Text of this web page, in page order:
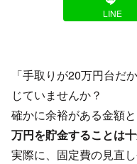
LINE
「手取りが20万円台
じていませんか？
確かに余裕がある金額と
万円を貯金することは
実際に、固定費の見直